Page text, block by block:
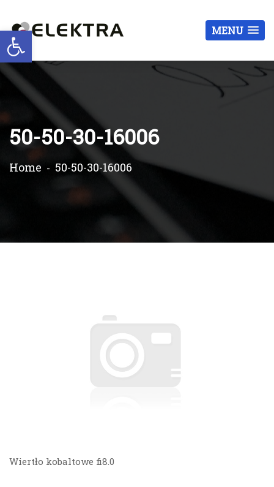
Otwórz pasek narzędzi MENU
50-50-30-16006
Home 50-50-30-16006
Wiertło kobaltowe fi8.0